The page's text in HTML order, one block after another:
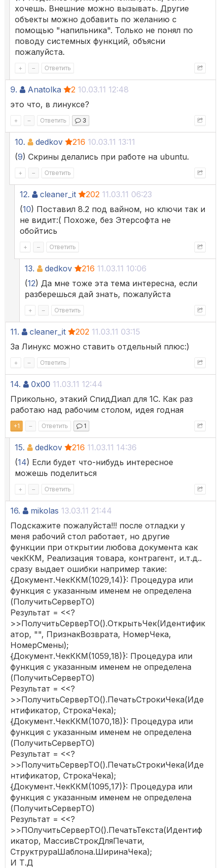
хочешь. Внешние можно вызывать. Другие
объекты можно добавить по желанию с
помощью "напильника". Только не понял по
поводу системных функций, объясни
пожалуйста.
+ – Ответить
9. Anatolka 2 10.03.11 12:48
это что, в линуксе?
+ – Ответить 3
10. dedkov 216 10.03.11 13:11
(9) Скрины делались при работе на ubuntu.
+ – Ответить
12. cleaner_it 202 11.03.11 06:23
(10) Поставил 8.2 под вайном, но ключи так и
не видит:( Похоже, без Этерсофта не
обойтись
+ – Ответить
13. dedkov 216 11.03.11 10:06
(12) Да мне тоже эта тема интересна, если
разберешься дай знать, пожалуйста
+ – Ответить
11. cleaner_it 202 11.03.11 03:15
За Линукс можно ставить отдельный плюс:)
+ – Ответить
14. 0x00 11.03.11 12:44
Прикольно, этакий СпидДиал для 1С. Как раз
работаю над рабочим столом, идея годная
+1 – Ответить 1
15. dedkov 216 11.03.11 14:36
(14) Если будет что-нибудь интересное
можешь поделиться
+ – Ответить
16. mikolas 13.03.11 21:44
Подскажите пожалуйста!!! после отладки у
меня рабочий стол работает, но другие
функции при открытии любова документа как
чекККМ, Реализация товара, контрагент, и.т.д..
сразу выдает ошибки например такие:
{Документ.ЧекККМ(1029,14)}: Процедура или
функция с указанным именем не определена
(ПолучитьСерверТО)
Результат = <<?
>>ПолучитьСерверТО().ОткрытьЧек(Идентифик
атор, "", ПризнакВозврата, НомерЧека,
НомерСмены);
{Документ.ЧекККМ(1059,18)}: Процедура или
функция с указанным именем не определена
(ПолучитьСерверТО)
Результат = <<?
>>ПолучитьСерверТО().ПечатьСтрокиЧека(Иде
нтификатор, СтрокаЧека);
{Документ.ЧекККМ(1070,18)}: Процедура или
функция с указанным именем не определена
(ПолучитьСерверТО)
Результат = <<?
>>ПолучитьСерверТО().ПечатьСтрокиЧека(Иде
нтификатор, СтрокаЧека);
{Документ.ЧекККМ(1095,17)}: Процедура или
функция с указанным именем не определена
(ПолучитьСерверТО)
Результат = <<?
>>ПОлучитьСерверТО().ПечатьТекста(Идентиф
икатор, МассивСтрокДляПечати,
СтруктрураШаблона.ШиринаЧека);
И Т.Д